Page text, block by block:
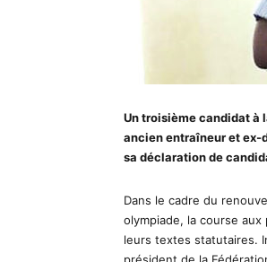
Un troisième candidat à
ancien entraîneur et ex-
sa déclaration de
Dans le cadre du
olympiade, la course
leurs textes statutaires.
président de la